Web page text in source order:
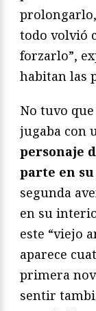
todo volvió
forzarlo”,
habitan las
No tuvo
jugaba con
personaje
parte en
segunda
en su
este “viejo
aparece
primera
sentir